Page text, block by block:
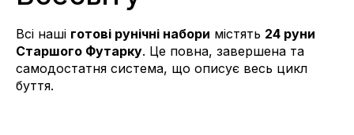
Всі наші готові рунічні набори містять 24 руни
Старшого Футарку. Це повна, завершена та
самодостатня система, що описує весь цикл
буття.